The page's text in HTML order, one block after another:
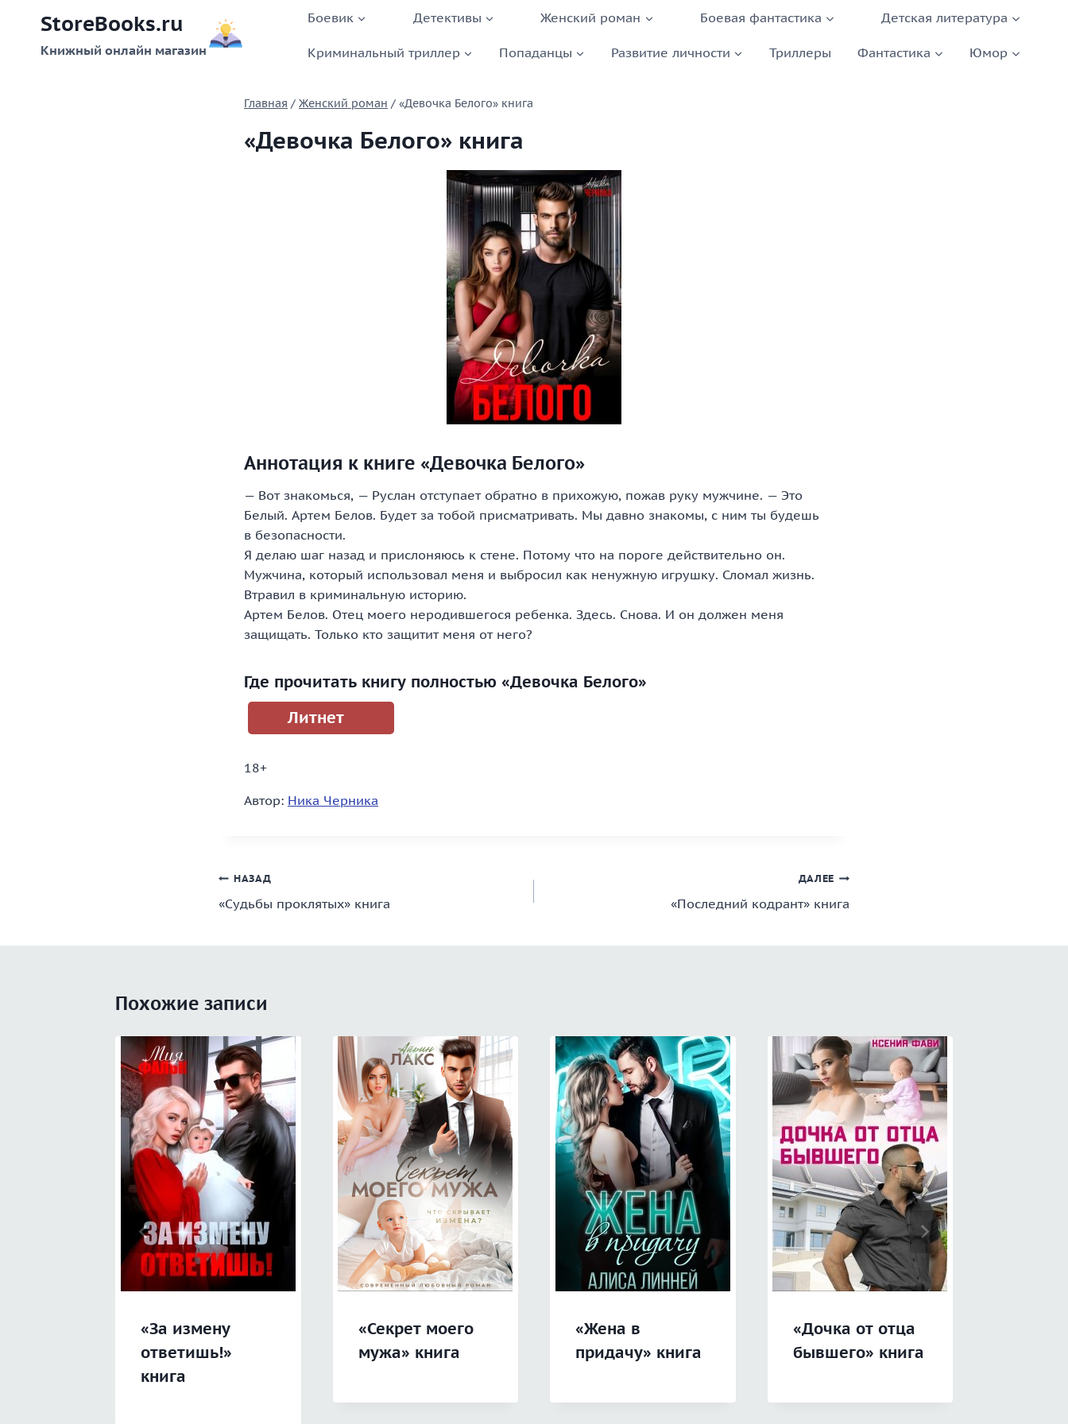
содержимому
StoreBooks.ru
Книжный онлайн магазин
Боевик Детективы Женский роман Боевая фантастика Детская литература
Криминальный триллер Попаданцы Развитие личности Триллеры Фантастика Юмор
Главная / Женский роман / «Девочка Белого» книга
«Девочка Белого» книга
Аннотация к книге «Девочка Белого»
— Вот знакомься, — Руслан отступает обратно в прихожую, пожав руку мужчине. — Это
Белый. Артем Белов. Будет за тобой присматривать. Мы давно знакомы, с ним ты будешь
в безопасности.
Я делаю шаг назад и прислоняюсь к стене. Потому что на пороге действительно он.
Мужчина, который использовал меня и выбросил как ненужную игрушку. Сломал жизнь.
Втравил в криминальную историю.
Артем Белов. Отец моего неродившегося ребенка. Здесь. Снова. И он должен меня
защищать. Только кто защитит меня от него?
Где прочитать книгу полностью «Девочка Белого»
Литнет
18+
Автор: Ника Черника
Навигация
по
НАЗАД
«Судьбы проклятых» книга
ДАЛЕЕ
«Последний кодрант» книга
Похожие записи
«За измену
ответишь!»
книга
«Секрет моего
мужа» книга
«Жена в
придачу» книга
«Дочка от отца
бывшего» книга